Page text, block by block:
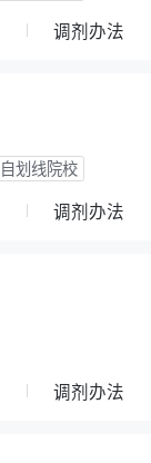
调剂办法
自划线院校
调剂办法
调剂办法